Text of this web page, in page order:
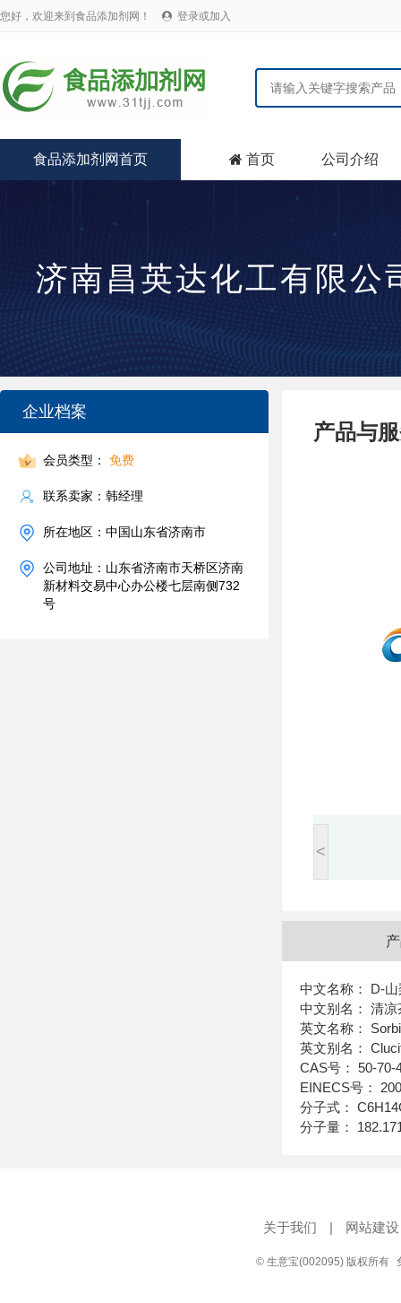
您好，欢迎来到食品添加剂网！  登录或加入
食品添加剂网首页  首页 公司介绍
济南昌英达化工有限公
企业档案
会员类型： 免费
联系卖家：韩经理
所在地区：中国山东省济南市
公司地址：山东省济南市天桥区济南
新材料交易中心办公楼七层南侧732
号
产品与
<
中文名称： D-
中文别名： 清
英文名称：
英文别名：
CAS号： 50-70-
EINECS号：
分子式：
分子量：
关于我们 | 网站建设
© 生意宝(002095) 版权所有